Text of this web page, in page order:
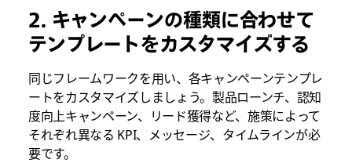
2. キャンペーンの種類に合わせて
テンプレートをカスタマイズする
同じフレームワークを用い、各キャンペーンテンプレ
ートをカスタマイズしましょう。製品ローンチ、認知
度向上キャンペーン、リード獲得など、施策によって
それぞれ異なる KPI、メッセージ、タイムラインが必
要です。